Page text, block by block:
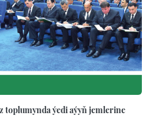
toplumynda ýedi aýyň jemlerine